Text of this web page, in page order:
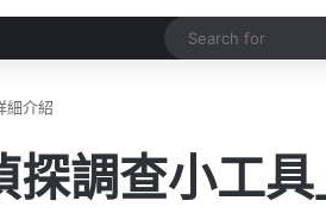
細介紹
探調查小工